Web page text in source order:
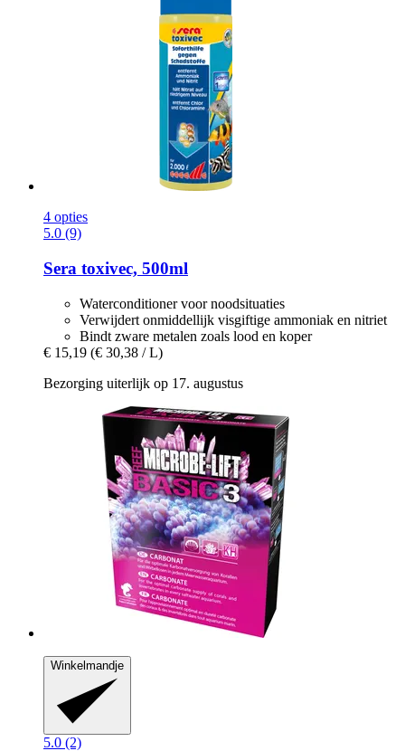
4 opties
5.0 (9)
Sera toxivec, 500ml
Waterconditioner voor noodsituaties
Verwijdert onmiddellijk visgiftige ammoniak en nitriet
Bindt zware metalen zoals lood en koper
€ 15,19 (€ 30,38 / L)
Bezorging uiterlijk op 17. augustus
Winkelmandje
5.0 (2)